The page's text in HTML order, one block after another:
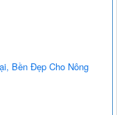
Bền Đẹp Cho Nông